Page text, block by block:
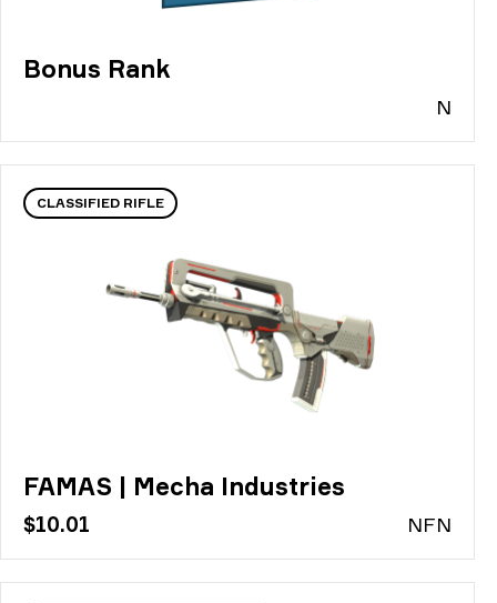
Bonus Rank
N
CLASSIFIED RIFLE
FAMAS | Mecha Industries
$10.01 NFN